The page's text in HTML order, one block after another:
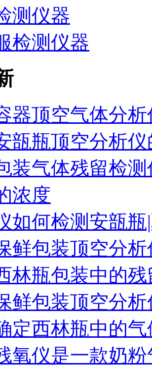
测仪器
检测仪器
器顶空气体分
瓿瓶顶空分析
装气体残留检
浓度
如何检测安瓿
鲜包装顶空分
林瓶包装中的
鲜包装顶空分
定西林瓶中的
氧仪是一款奶